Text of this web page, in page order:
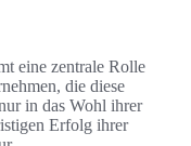
eine zentrale Rolle
die diese
in das Wohl ihrer
Erfolg ihrer